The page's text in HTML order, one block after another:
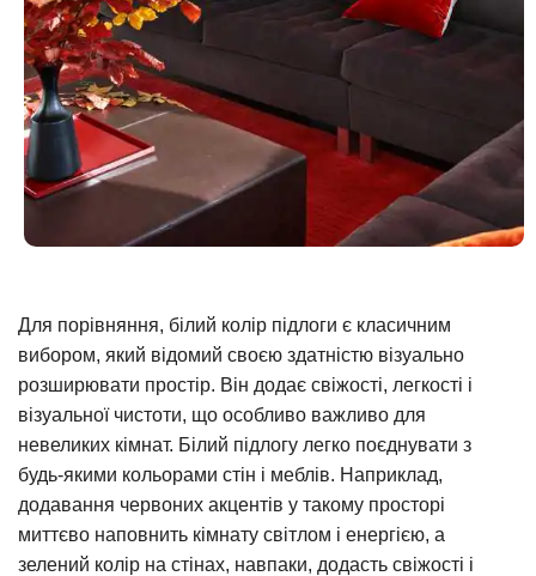
Для порівняння, білий колір підлоги є класичним
вибором, який відомий своєю здатністю візуально
розширювати простір. Він додає свіжості, легкості і
візуальної чистоти, що особливо важливо для
невеликих кімнат. Білий підлогу легко поєднувати з
будь-якими кольорами стін і меблів. Наприклад,
додавання червоних акцентів у такому просторі
миттєво наповнить кімнату світлом і енергією, а
зелений колір на стінах, навпаки, додасть свіжості і